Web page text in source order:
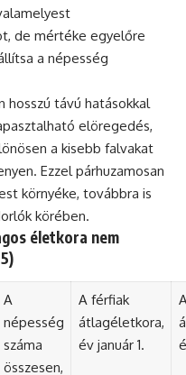
de mértéke egyelőre
a népesség
hosszú távú hatásokkal
elöregedés,
a kisebb falvakat
Ezzel párhuzamosan
környéke, továbbra is
körében.
életkora nem
A
népesség
száma
összesen,
A férfiak
átlagéletkora,
év január 1.